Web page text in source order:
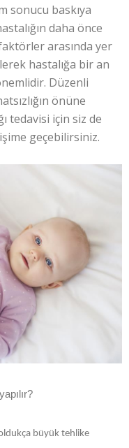
sonucu baskıya
daha önce
arasında yer
hastalığa bir an
Düzenli
önüne
tedavisi için siz de
geçebilirsiniz.
büyük tehlike